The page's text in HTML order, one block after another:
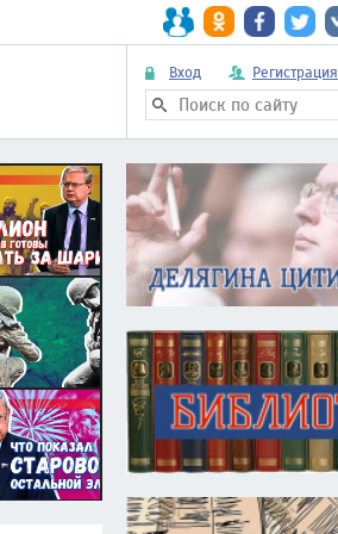
Вход Регистрация